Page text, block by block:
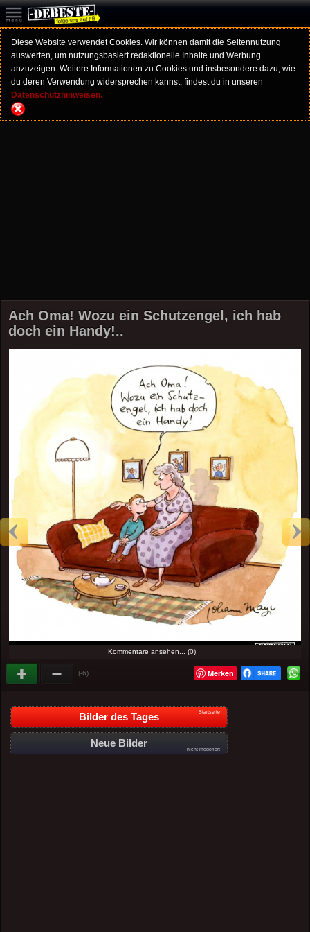
Diese Website verwendet Cookies. Wir können damit die Seitennutzung
auswerten, um nutzungsbasiert redaktionelle Inhalte und Werbung
anzuzeigen. Weitere Informationen zu Cookies und insbesondere dazu, wie
du deren Verwendung widersprechen kannst, findest du in unseren
Datenschutzhinweisen.
Ach Oma! Wozu ein Schutzengel, ich hab
doch ein Handy!..
Kommentare ansehen... (0)
(-6) Merken
Bilder des Tages Startseite
Neue Bilder
nicht moderiert